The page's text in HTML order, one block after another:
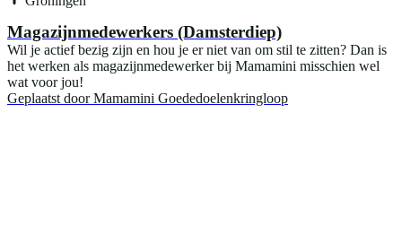
Magazijnmedewerkers (Damsterdiep)
Wil je actief bezig zijn en hou je er niet van om stil te zitten? Dan is
het werken als magazijnmedewerker bij Mamamini misschien wel
wat voor jou!
Geplaatst door Mamamini Goededoelenkringloop